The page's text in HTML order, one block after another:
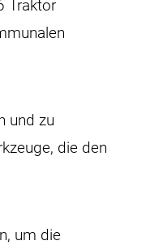
Traktor
und zu
die den
um die